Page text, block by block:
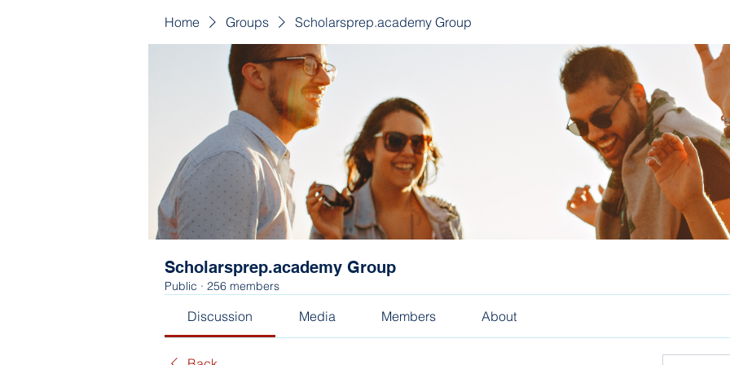
Home Groups Scholarsprep.academy Group
Scholarsprep.academy Group
Public · 256 members
Discussion Media Members About